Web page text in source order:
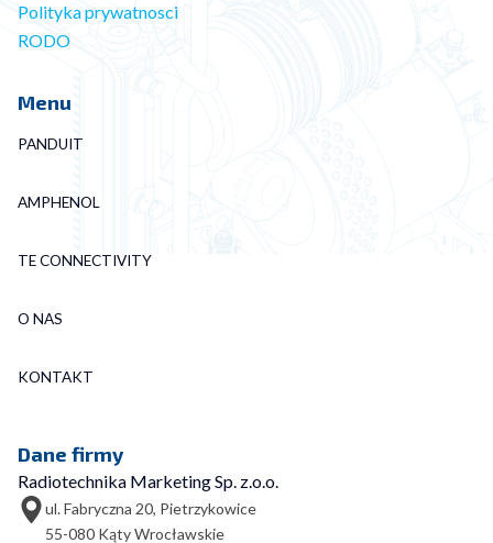
Polityka prywatnosci
RODO
Menu
PANDUIT
AMPHENOL
TE CONNECTIVITY
O NAS
KONTAKT
Dane firmy
Radiotechnika Marketing Sp. z.o.o.
ul. Fabryczna 20, Pietrzykowice
55-080 Kąty Wrocławskie